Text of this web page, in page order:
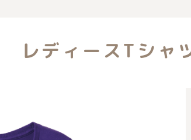
レディースTシャ